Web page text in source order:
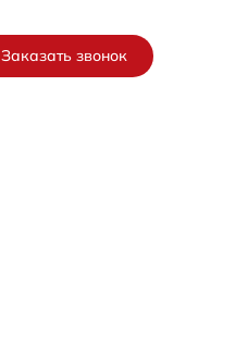
Заказать звонок